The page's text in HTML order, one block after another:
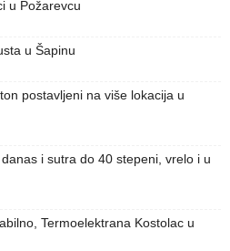
u Požarevcu
u Šapinu
postavljeni na više lokacija u
i sutra do 40 stepeni, vrelo i u
Termoelektrana Kostolac u